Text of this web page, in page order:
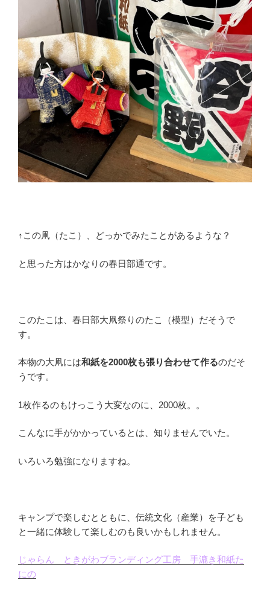
↑この凧（たこ）、どっかでみたことがあるような？
と思った方はかなりの春日部通です。
このたこは、春日部大凧祭りのたこ（模型）だそうで
す。
本物の大凧には和紙を2000枚も張り合わせて作るのだそ
うです。
1枚作るのもけっこう大変なのに、2000枚。。
こんなに手がかかっているとは、知りませんでいた。
いろいろ勉強になりますね。
キャンプで楽しむとともに、伝統文化（産業）を子ども
と一緒に体験して楽しむのも良いかもしれません。
じゃらん ときがわブランディング工房 手漉き和紙た
にの